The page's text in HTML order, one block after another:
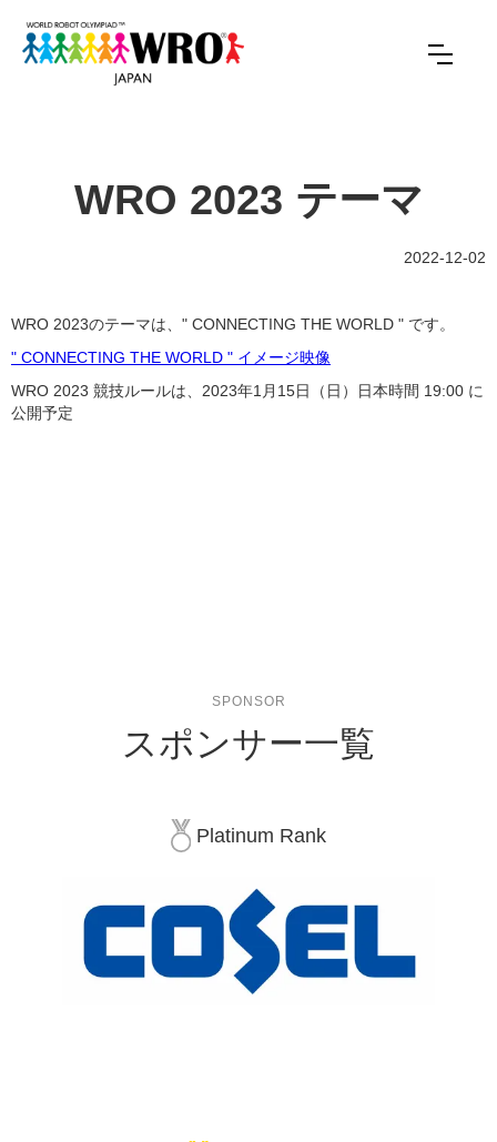
WRO 2023 テーマ
2022-12-02
WRO 2023のテーマは、" CONNECTING THE WORLD " です。
" CONNECTING THE WORLD " イメージ映像
WRO 2023 競技ルールは、2023年1月15日（日）日本時間 19:00 に
公開予定
SPONSOR
スポンサー一覧
Platinum Rank